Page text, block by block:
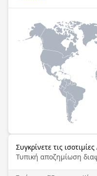
Συγκρίνετε τις
Τυπική αποζημίωση